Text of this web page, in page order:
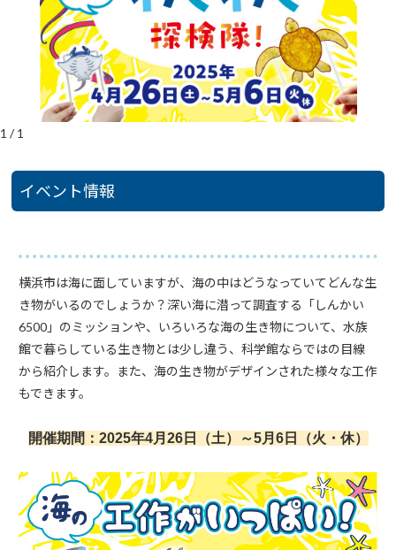
1 /1
イベント情報
横浜市は海に面していますが、海の中はどうなっていてどんな生
き物がいるのでしょうか？深い海に潜って調査する「しんかい
6500」のミッションや、いろいろな海の生き物について、水族
館で暮らしている生き物とは少し違う、科学館ならではの目線
から紹介します。また、海の生き物がデザインされた様々な工作
もできます。
開催期間：2025年4月26日（土）～5月6日（火・休）